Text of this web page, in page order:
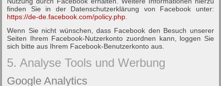
finden Sie in der Datenschutzerklärung von Facebook unter:
https://de-de.facebook.com/policy.php
Wenn Sie nicht wünschen, dass Facebook den Besuch unserer
Seiten Ihrem Facebook-Nutzerkonto zuordnen kann, loggen Sie
sich bitte aus Ihrem Facebook-Benutzerkonto aus.
5. Analyse Tools und Werbung
Google Analytics